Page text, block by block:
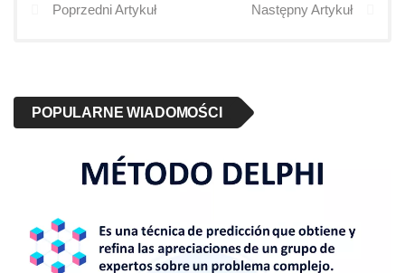
Poprzedni Artykuł Następny Artykuł
POPULARNE WIADOMOŚCI